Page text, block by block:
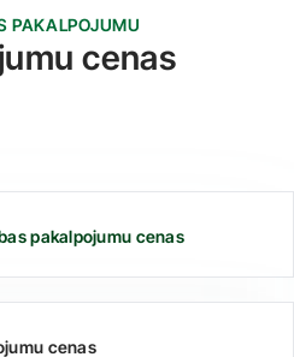
PAKALPOJUMU
cenas
pakalpojumu cenas
cenas